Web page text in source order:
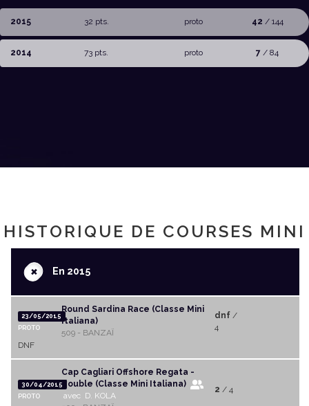
2015 32 pts. proto 42 / 144
2014 73 pts. proto 7 / 84
HISTORIQUE DE COURSES MINI
+En 2015
23/05/2015
PROTO
Round Sardina Race (Classe Mini
Italiana)
509 - BANZAÏ
dnf/
4
DNF
30/04/2015
PROTO
Cap Cagliari Offshore Regata -
double (Classe Mini Italiana)
avec D. KOLA
2 / 4